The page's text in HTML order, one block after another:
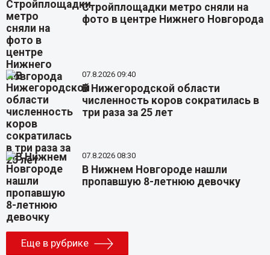
Стройплощадки метро сняли на
фото в центре Нижнего Новгорода
07.8.2026 09:40
В Нижегородской области
численность коров сократилась в
три раза за 25 лет
07.8.2026 08:30
В Нижнем Новгороде нашли
пропавшую 8-летнюю девочку
Еще в рубрике